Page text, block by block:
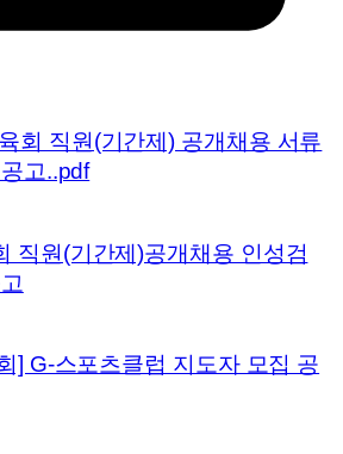
회 직원(기간제) 공개채용 서류
고..pdf
직원(기간제)공개채용 인성검
] G-스포츠클럽 지도자 모집 공